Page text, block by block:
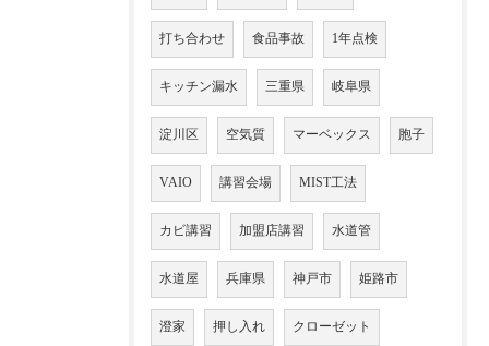
打ち合わせ 食品事故 1年点検
キッチン漏水 三重県 岐阜県
淀川区 空気質 マーベックス 胞子
VAIO 講習会場 MIST工法
カビ講習 加盟店講習 水道管
水道屋 兵庫県 神戸市 姫路市
澄家 押し入れ クローゼット